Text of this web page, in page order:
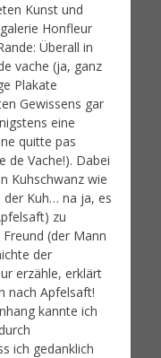
Kunst und
Honfleur
Überall in
vache (ja, ganz
Plakate
Gewissens gar
eine
quitte pas
de Vache!). Dabei
Kuhschwanz wie
der Kuh… na ja, es
zu
(der Mann
der
erzähle, erklärt
nach Apfelsaft!
kannte ich
ich gedanklich